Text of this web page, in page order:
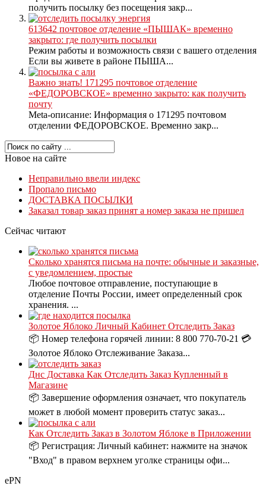
получить посылку без посещения закр...
613642 почтовое отделение «ПЫШАК» временно
закрыто: где получить посылки
Режим работы и возможность связи с вашего отделения
Если вы живете в районе ПЫША...
Важно знать! 171295 почтовое отделение
«ФЕДОРОВСКОЕ» временно закрыто: как получить
почту
Meta-описание: Информация о 171295 почтовом
отделении ФЕДОРОВСКОЕ. Временно закр...
Новое на сайте
Неправильно ввели индекс
Пропало письмо
ДОСТАВКА ПОСЫЛКИ
Заказал товар заказ принят а номер заказа не пришел
Сейчас читают
Сколько хранятся письма на почте: обычные и заказные,
с уведомлением, простые
Любое почтовое отправление, поступающие в
отделение Почты России, имеет определенный срок
хранения. ...
Золотое Яблоко Личный Кабинет Отследить Заказ
📦 Номер телефона горячей линии: 8 800 770-70-21 💳
Золотое Яблоко Отслеживание Заказа...
Днс Доставка Как Отследить Заказ Купленный в
Магазине
📦 Завершение оформления означает, что покупатель
может в любой момент проверить статус заказ...
Как Отследить Заказ в Золотом Яблоке в Приложении
📦 Регистрация: Личный кабинет: нажмите на значок
"Вход" в правом верхнем уголке страницы офи...
ePN